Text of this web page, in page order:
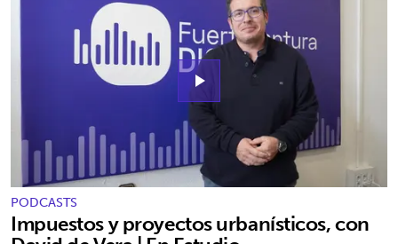
play_arrow
PODCASTS
Impuestos y proyectos urbanísticos, con